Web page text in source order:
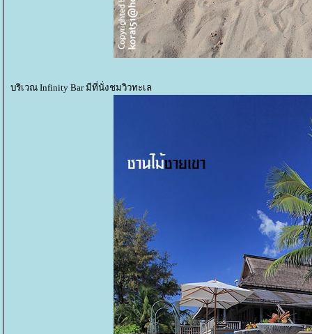
บริเวณ Infinity Bar มีที่นั่งชมวิวทะเล